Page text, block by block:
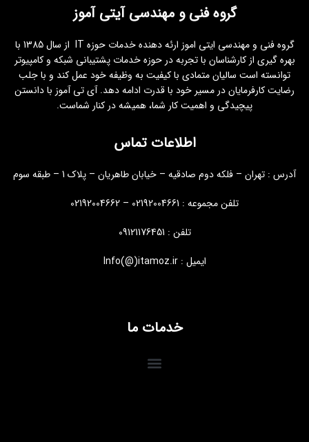
گروه فنی و مهندسی آیتی آموز
گروه فنی و مهندسی ایتی اموز ارئه دهنده خدمات حوزه IT از سال 1385 با
بهره گیری از کارشناسان با تجربه در حوزه خدمات پشتیبانی شبکه و کامپیوتر
توانسته است سالیان متمادی با کیفیت به وظیفه خود عمل کند و با جلب
رضایت کارفرمایان در مسیر خود با قدرت ادامه دهد. آی تی آموز با دانستن
پیچیدگی و اهمیت کار شما، همیشه در کنار شماست.
اطلاعات تماس
آدرس : تهران – فلکه دوم صادقیه – خیابان طاهریان – پلاک 1 – طبقه سوم
تلفن مجموعه : 02192004661 – 02192004662
تلفن : 09121176451
ایمیل : Info(@)itamoz.ir
خدمات ما